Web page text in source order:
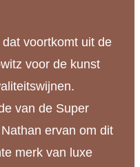
voortkomt uit de
voor de kunst
van de Super
ervan om dit
merk van luxe